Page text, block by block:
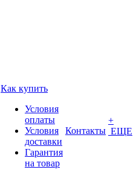
Как купить
Условия
оплаты
Условия
доставки
Гарантия
на товар
Контакты
+
ЕЩЕ